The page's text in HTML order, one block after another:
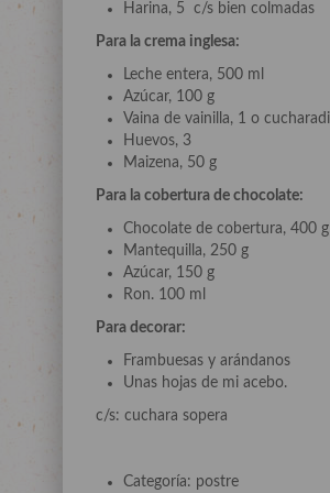
Harina, 5 c/s bien colmadas
Para la crema inglesa:
Leche entera, 500 ml
Azúcar, 100 g
Vaina de vainilla, 1 o
Huevos, 3
Maizena, 50 g
Para la cobertura de chocolate:
Chocolate de cobertura, 400 g
Mantequilla, 250 g
Azúcar, 150 g
Ron. 100 ml
Para decorar:
Frambuesas y arándanos
Unas hojas de mi acebo.
c/s: cuchara sopera
Categoría: postre